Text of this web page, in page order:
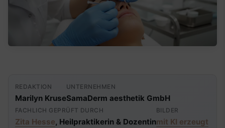
REDAKTION
Marilyn Kruse
UNTERNEHMEN
SamaDerm aesthetik GmbH
FACHLICH GEPRÜFT DURCH
Zita Hesse, Heilpraktikerin & Dozentin
BILDER
mit KI erzeugt